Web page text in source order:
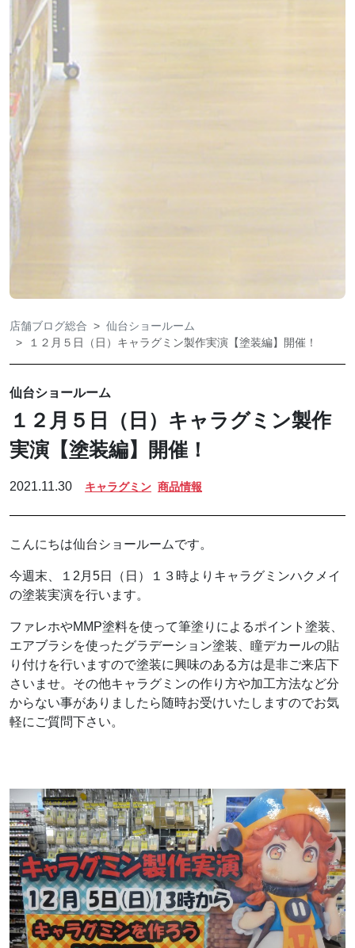
店舗ブログ総合
仙台ショールーム
１２月５日（日）キャラグミン製作実演【塗装編】開催！
仙台ショールーム
１２月５日（日）キャラグミン製作
実演【塗装編】開催！
2021.11.30 キャラグミン 商品情報
こんにちは仙台ショールームです。
今週末、１2月5日（日）１３時よりキャラグミンハクメイ
の塗装実演を行います。
ファレホやMMP塗料を使って筆塗りによるポイント塗装、
エアブラシを使ったグラデーション塗装、瞳デカールの貼
り付けを行いますので塗装に興味のある方は是非ご来店下
さいませ。その他キャラグミンの作り方や加工方法など分
からない事がありましたら随時お受けいたしますのでお気
軽にご質問下さい。